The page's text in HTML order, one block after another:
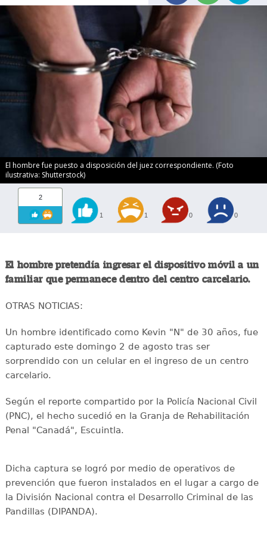
El hombre fue puesto a disposición del juez correspondiente. (Foto
ilustrativa: Shutterstock)
2
1 1 0 0
El hombre pretendía ingresar el dispositivo móvil a un
familiar que permanece dentro del centro carcelario.
OTRAS NOTICIAS:
Un hombre identificado como Kevin "N" de 30 años, fue
capturado este domingo 2 de agosto tras ser
sorprendido con un celular en el ingreso de un centro
carcelario.
Según el reporte compartido por la Policía Nacional Civil
(PNC), el hecho sucedió en la Granja de Rehabilitación
Penal "Canadá", Escuintla.
Dicha captura se logró por medio de operativos de
prevención que fueron instalados en el lugar a cargo de
la División Nacional contra el Desarrollo Criminal de las
Pandillas (DIPANDA).